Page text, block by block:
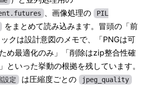
、画像処理の
PIL
をまとめて読み込みます。冒頭の「前
クは設計意図のメモで、「PNGは可
め最適化のみ」「削除はzip整合性確
といった挙動の根拠を残しています。
設定 は圧縮度ごとの jpeg_quality